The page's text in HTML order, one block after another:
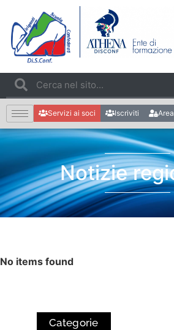
Servizi ai soci Iscriviti
Notizie
No items found
Categorie